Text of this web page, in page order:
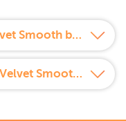
¿Cómo usar Dr. Scholl Velvet Smooth baño para pies 150 ml?
Propiedades de Dr. Scholl Velvet Smooth baño para pies 150 ml